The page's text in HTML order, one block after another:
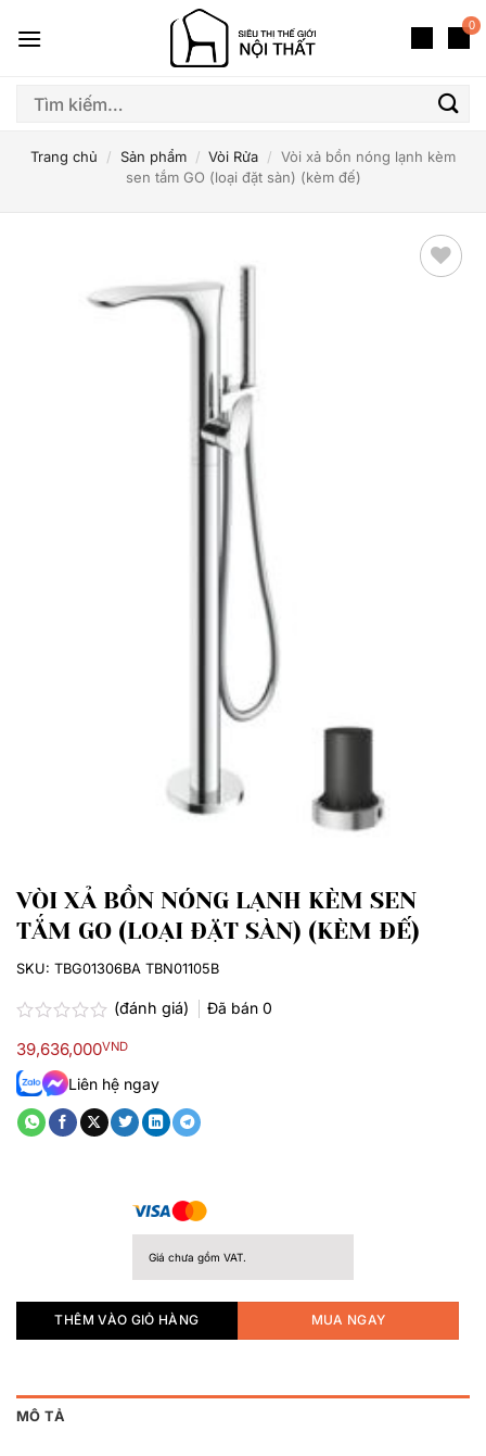
qua
dung
0
Tìm
Trang chủ / Sản phẩm / Vòi Rửa / Vòi xả bồn nóng lạnh kèm
sen tắm GO (loại đặt sàn) (kèm đế)
VÒI XẢ BỒN NÓNG LẠNH KÈM SEN
TẮM GO (LOẠI ĐẶT SÀN) (KÈM ĐẾ)
xếp
hạng
0.0
sao
(đánh giá) Đã bán 0
39,636,000VND
Liên hệ ngay
Giá chưa gồm VAT.
THÊM VÀO GIỎ HÀNG MUA NGAY
SKU: TBG01306BA TBN01105B
MÔ TẢ